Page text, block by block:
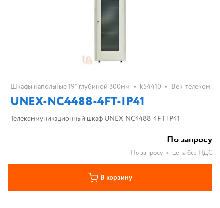
Шкафы напольные 19" глубиной 800мм • k54410 • Век-телеком
UNEX-NC4488-4FT-IP41
Телекоммуникационный шкаф UNEX-NC4488-4FT-IP41
По запросу
По запросу • цена без НДС
В корзину